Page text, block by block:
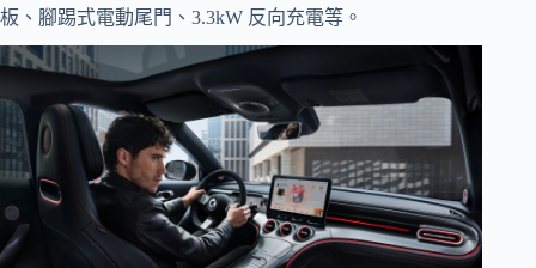
板、腳踢式電動尾門、3.3kW 反向充電等。